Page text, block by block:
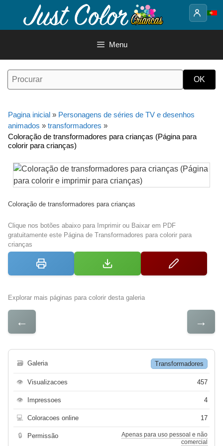
o
Menu
Pagina inicial » Personagens de séries de TV e desenhos
animados » transformadores »
Coloração de transformadores para crianças (Página para
colorir para crianças)
Coloração de transformadores para crianças
Clique nos botões abaixo para Imprimir ou Baixar em PDF
gratuitamente este Página de Transformadores para colorir para
crianças
Explorar mais páginas para colorir desta galeria
← →
🗃 Galeria Transformadores
👁 Visualizacoes 457
👁 Impressoes 4
💻 Coloracoes online 17
🔒 Permissão
Apenas para uso pessoal e não
comercial